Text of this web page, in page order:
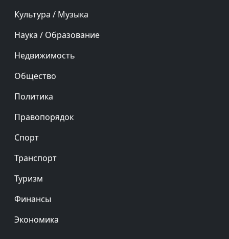
Культура / Музыка
Наука / Образование
Недвижимость
Общество
Политика
Правопорядок
Спорт
Транспорт
Туризм
Финансы
Экономика